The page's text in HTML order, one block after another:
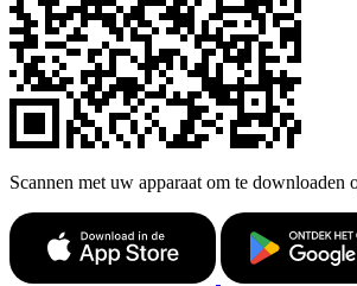
Scannen met uw apparaat om te downloaden